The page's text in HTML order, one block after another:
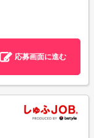
応募画面に進む